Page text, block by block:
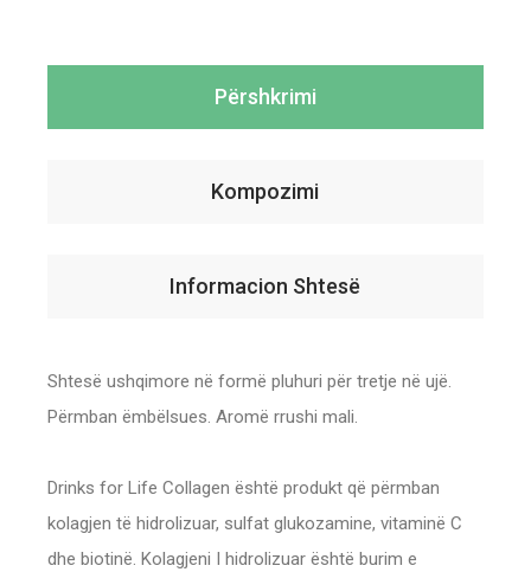
Përshkrimi
Kompozimi
Informacion Shtesë
Shtesë ushqimore në formë pluhuri për tretje në ujë.
Përmban ëmbëlsues. Aromë rrushi mali.
Drinks for Life Collagen është produkt që përmban
kolagjen të hidrolizuar, sulfat glukozamine, vitaminë C
dhe biotinë. Kolagjeni I hidrolizuar është burim e